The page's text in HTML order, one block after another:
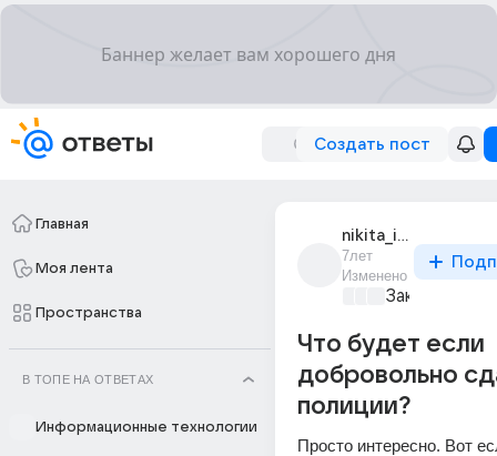
Создать пост
Главная
Моя лента
Пространства
В ТОПЕ НА ОТВЕТАХ
Информационные технологии
nikita_ia_shmaaaal
7лет
Изменено
Закон и
Что будет если
добровольно
полиции?
Просто интересно. Вот